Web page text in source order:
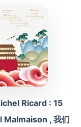
Ricard : 15
, 我们